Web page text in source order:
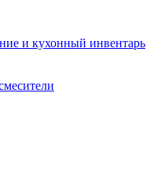
и кухонный инвентарь